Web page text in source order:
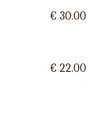
€ 30.00
€ 22.00